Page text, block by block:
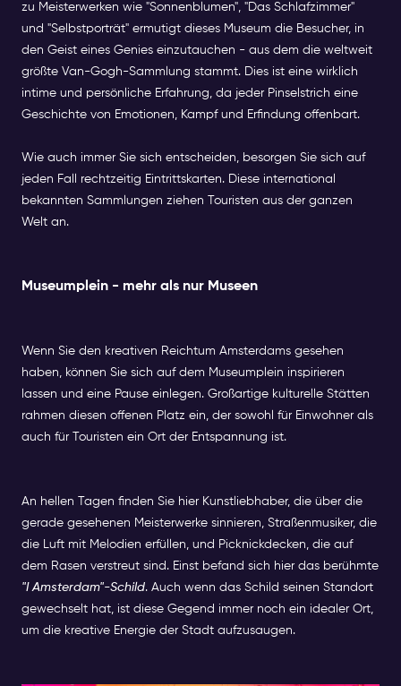
zu Meisterwerken wie "Sonnenblumen", "Das Schlafzimmer"
und "Selbstporträt" ermutigt dieses Museum die Besucher, in
den Geist eines Genies einzutauchen - aus dem die weltweit
größte Van-Gogh-Sammlung stammt. Dies ist eine wirklich
intime und persönliche Erfahrung, da jeder Pinselstrich eine
Geschichte von Emotionen, Kampf und Erfindung offenbart.
Wie auch immer Sie sich entscheiden, besorgen Sie sich auf
jeden Fall rechtzeitig Eintrittskarten. Diese international
bekannten Sammlungen ziehen Touristen aus der ganzen
Welt an.
Museumplein - mehr als nur Museen
Wenn Sie den kreativen Reichtum Amsterdams gesehen
haben, können Sie sich auf dem Museumplein inspirieren
lassen und eine Pause einlegen. Großartige kulturelle Stätten
rahmen diesen offenen Platz ein, der sowohl für Einwohner als
auch für Touristen ein Ort der Entspannung ist.
An hellen Tagen finden Sie hier Kunstliebhaber, die über die
gerade gesehenen Meisterwerke sinnieren, Straßenmusiker, die
die Luft mit Melodien erfüllen, und Picknickdecken, die auf
dem Rasen verstreut sind. Einst befand sich hier das berühmte
"I Amsterdam"-Schild. Auch wenn das Schild seinen Standort
gewechselt hat, ist diese Gegend immer noch ein idealer Ort,
um die kreative Energie der Stadt aufzusaugen.